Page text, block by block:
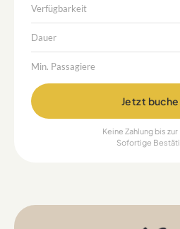
Verfügbarkeit
Dauer
Min. Passagiere
Jetzt
Keine Zahlung bis zur
Sofortige